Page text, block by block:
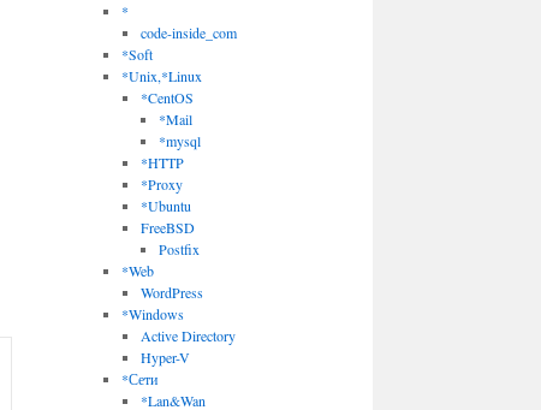
*
code-inside_com
*Soft
*Unix,*Linux
*CentOS
*Mail
*mysql
*HTTP
*Proxy
*Ubuntu
FreeBSD
Postfix
*Web
WordPress
*Windows
Active Directory
Hyper-V
*Сети
*Lan&Wan